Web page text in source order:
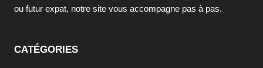
ou futur expat, notre site vous accompagne pas à pas.
CATÉGORIES